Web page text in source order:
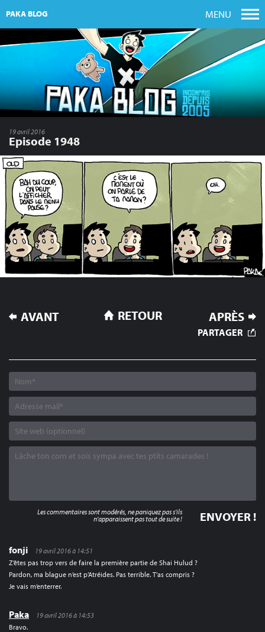
PAKA BLOG MENU
19 avril 2016
Episode 1948
NAVIGATION
DE
AVANT APRÈS
RETOUR
PARTAGER
fonji
19 avril 2016 à 14:51
Z’êtes pas trop vers de faire la première partie de Shai Hulud ?
Pardon, ma blague n’est p’Atréides. Pas terrible. T’as compris ?
Je vais m’enterrer.
Paka
19 avril 2016 à 14:53
Bravo.
Les commentaires sont modérés, ne paniquez pas s'ils
n'apparaissent pas tout de suite !